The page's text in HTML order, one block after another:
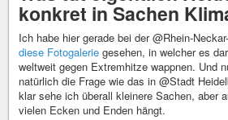
konkret in Sachen
Ich habe hier gerade bei der @Rhein-
diese Fotogalerie gesehen, in welcher es
weltweit gegen Extremhitze wappnen. Und
natürlich die Frage wie das in @Stadt
klar sehe ich überall kleinere Sachen, aber
vielen Ecken und Enden hängt.